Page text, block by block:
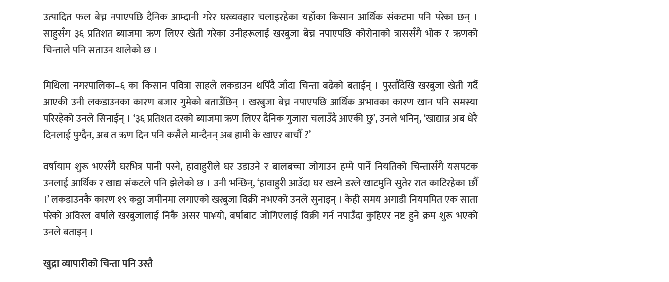
उत्पादित फल बेच्न नपाएपछि दैनिक आम्दानी गरेर घरव्यवहार चलाइरहेका यहाँका किसान आर्थिक संकटमा पनि परेका छन् ।
साहुसँग ३६ प्रतिशत ब्याजमा ऋण लिएर खेती गरेका उनीहरूलाई खरबुजा बेच्न नपाएपछि कोरोनाको त्राससँगै भोक र ऋणको
चिन्ताले पनि सताउन थालेको छ ।
मिथिला नगरपालिका–६ का किसान पवित्रा साहले लकडाउन थपिँदै जाँदा चिन्ता बढेको बताईन् । पुस्तौँदेखि खरबुजा खेती गर्दै
आएकी उनी लकडाउनका कारण बजार गुमेको बताउँछिन् । खरबुजा बेच्न नपाएपछि आर्थिक अभावका कारण खान पनि समस्या
परिरहेको उनले सिनाईन् । ‘३६ प्रतिशत दरको ब्याजमा ऋण लिएर दैनिक गुजारा चलाउँदै आएकी छु’, उनले भनिन्, ‘खाद्यान्न अब धेरै
दिनलाई पुग्दैन, अब त ऋण दिन पनि कसैले मान्दैनन् अब हामी के खाएर बाचौँ ?’
वर्षायाम शुरू भएसँगै घरभित्र पानी पस्ने, हावाहुरीले घर उडाउने र बालबच्चा जोगाउन हम्मे पार्ने नियतिको चिन्तासँगै यसपटक
उनलाई आर्थिक र खाद्य संकटले पनि झेलेको छ । उनी भन्छिन्, ‘हावाहुरी आउँदा घर खस्ने डरले खाटमुनि सुतेर रात काटिरहेका छौँ
।’ लकडाउनकै कारण १९ कठ्ठा जमीनमा लगाएको खरबुजा विक्री नभएको उनले सुनाइन् । केही समय अगाडी नियममित एक साता
परेको अविरल बर्षाले खरबुजालाई निकै असर पा¥यो, बर्षाबाट जोगिएलाई विक्री गर्न नपाउँदा कुहिएर नष्ट हुने क्रम शुरू भएको
उनले बताइन् ।
खुद्रा व्यापारीको चिन्ता पनि उस्तै